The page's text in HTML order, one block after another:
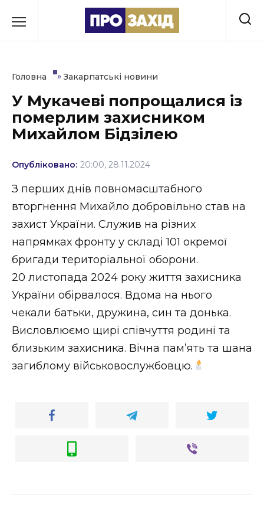
до
Культура
Освіта
Події
Політика
Соціум
Спорт
Стиль життя
Втрачений Ужгород
Втрачений Ужгород (відеоверсія)
НОВИНИ ЗАХІДНОЇ УКРАЇНИ
Головна » Закарпатські новини
У Мукачеві попрощалися із
померлим захисником
Михайлом Бідзілею
Опубліковано: 20:00, 28.11.2024
З перших днів повномасштабного
вторгнення Михайло добровільно став на
захист України. Служив на різних
напрямках фронту у складі 101 окремої
бригади територіальної оборони.
20 листопада 2024 року життя захисника
України обірвалося. Вдома на нього
чекали батьки, дружина, син та донька.
Висловлюємо щирі співчуття родині та
близьким захисника. Вічна пам’ять та шана
загиблому військовослужбовцю.